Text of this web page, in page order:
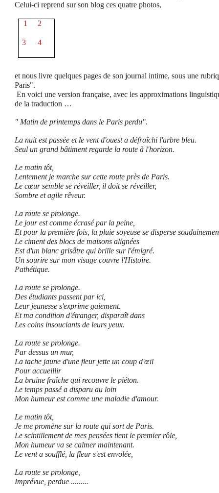
Celui-ci reprend sur son blog ces quatre photos,
1 2
3 4
et nous livre quelques pages de son journal intime, sous une
Paris".
En voici une version française, avec les approximations
de la traduction …
" Matin de printemps dans le Paris perdu".
La nuit est passée et le vent d'ouest a défraîchi l'arbre bleu.
Seul un grand bâtiment regarde la route à l'horizon.
Le matin tôt,
Lentement je marche sur cette route près de Paris.
Le cœur semble se réveiller, il doit se réveiller,
Sombre et agile rêveur.
La route se prolonge.
Le jour est comme écrasé par la peine,
Et pour la première fois, la pluie soyeuse se disperse
Le ciment des blocs de maisons alignées
Est d'un blanc grisâtre qui brille sur l'émigré.
Un sourire sur mon visage couvre l'Histoire.
Pathétique.
La route se prolonge.
Des étudiants passent par ici,
Leur jeunesse s'exprime gaiement.
Et ma condition d'étranger, disparaît dans
Les coins insouciants de leurs yeux.
La route se prolonge.
Par dessus un mur,
La tache jaune d'une fleur jette un coup d'œil
Pour accueillir
La bruine fraîche qui recouvre le piéton.
Le temps passé a disparu au loin
Mon humeur est comme une maladie d'amour.
Le matin tôt,
Je me promène sur la route qui sort de Paris.
Le scintillement de mes pensées tient le premier rôle,
Mon humeur va se calmer maintenant.
Le vent a soufflé, la fleur s'est envolée,
La route se prolonge,
Imprévue, perdue .........